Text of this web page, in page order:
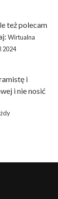
też polecam
Wirtualna
2024
i
i nie nosić